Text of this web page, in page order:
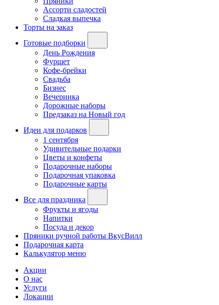
Ассорти сладостей
Сладкая выпечка
Торты на заказ
Готовые подборки
День Рождения
Фуршет
Кофе-брейки
Свадьба
Бизнес
Вечеринка
Дорожные наборы
Предзаказ на Новый год
Идеи для подарков
1 сентября
Удивительные подарки
Цветы и конфеты
Подарочные наборы
Подарочная упаковка
Подарочные карты
Все для праздника
Фрукты и ягоды
Напитки
Посуда и декор
Пряники ручной работы ВкусВилл
Подарочная карта
Калькулятор меню
Акции
О нас
Услуги
Локации